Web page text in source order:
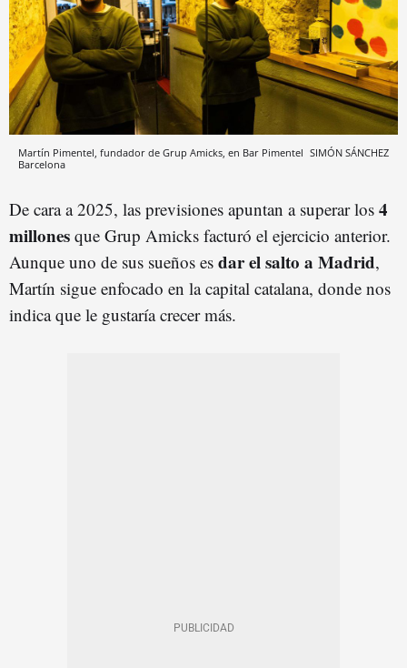
Martín Pimentel, fundador de Grup Amicks, en Bar Pimentel SIMÓN SÁNCHEZ
Barcelona
De cara a 2025, las previsiones apuntan a superar los 4
millones que Grup Amicks facturó el ejercicio anterior.
Aunque uno de sus sueños es dar el salto a Madrid,
Martín sigue enfocado en la capital catalana, donde nos
indica que le gustaría crecer más.